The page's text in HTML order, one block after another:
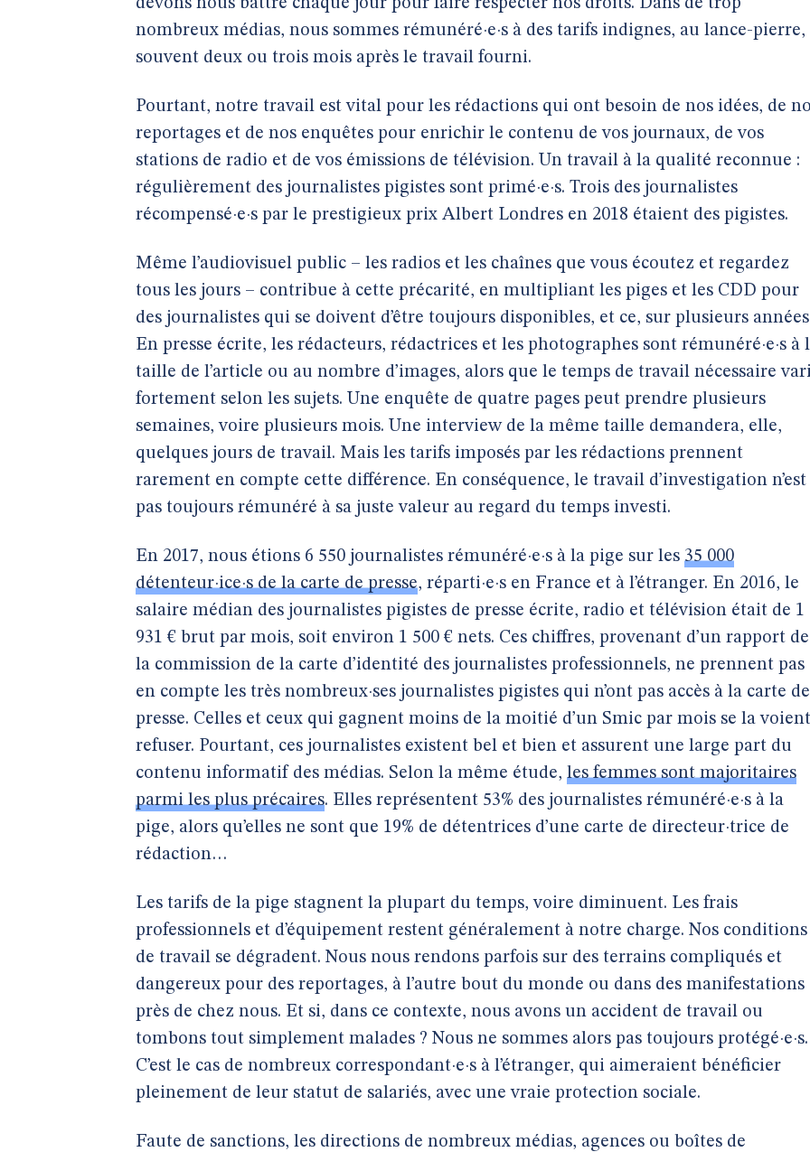
devons nous battre chaque jour pour faire respecter nos droits. Dans de trop
nombreux médias, nous sommes rémunéré·e·s à des tarifs indignes, au lance-pierre,
souvent deux ou trois mois après le travail fourni.
Pourtant, notre travail est vital pour les rédactions qui ont besoin de nos idées, de
reportages et de nos enquêtes pour enrichir le contenu de vos journaux, de vos
stations de radio et de vos émissions de télévision. Un travail à la qualité reconnue :
régulièrement des journalistes pigistes sont primé·e·s. Trois des journalistes
récompensé·e·s par le prestigieux prix Albert Londres en 2018 étaient des pigistes.
Même l’audiovisuel public – les radios et les chaînes que vous écoutez et regardez
tous les jours – contribue à cette précarité, en multipliant les piges et les CDD pour
des journalistes qui se doivent d’être toujours disponibles, et ce, sur plusieurs
En presse écrite, les rédacteurs, rédactrices et les photographes sont rémunéré·e·s à
taille de l’article ou au nombre d’images, alors que le temps de travail nécessaire
fortement selon les sujets. Une enquête de quatre pages peut prendre plusieurs
semaines, voire plusieurs mois. Une interview de la même taille demandera, elle,
quelques jours de travail. Mais les tarifs imposés par les rédactions prennent
rarement en compte cette différence. En conséquence, le travail d’investigation n’est
pas toujours rémunéré à sa juste valeur au regard du temps investi.
En 2017, nous étions 6 550 journalistes rémunéré·e·s à la pige sur les 35 000
détenteur·ice·s de la carte de presse, réparti·e·s en France et à l’étranger. En 2016, le
salaire médian des journalistes pigistes de presse écrite, radio et télévision était de 1
931 € brut par mois, soit environ 1 500 € nets. Ces chiffres, provenant d’un rapport de
la commission de la carte d’identité des journalistes professionnels, ne prennent pas
en compte les très nombreux·ses journalistes pigistes qui n’ont pas accès à la carte de
presse. Celles et ceux qui gagnent moins de la moitié d’un Smic par mois se la voient
refuser. Pourtant, ces journalistes existent bel et bien et assurent une large part du
contenu informatif des médias. Selon la même étude, les femmes sont majoritaires
parmi les plus précaires. Elles représentent 53% des journalistes rémunéré·e·s à la
pige, alors qu’elles ne sont que 19% de détentrices d’une carte de directeur·trice de
rédaction…
Les tarifs de la pige stagnent la plupart du temps, voire diminuent. Les frais
professionnels et d’équipement restent généralement à notre charge. Nos conditions
de travail se dégradent. Nous nous rendons parfois sur des terrains compliqués et
dangereux pour des reportages, à l’autre bout du monde ou dans des manifestations
près de chez nous. Et si, dans ce contexte, nous avons un accident de travail ou
tombons tout simplement malades ? Nous ne sommes alors pas toujours protégé·e·s.
C’est le cas de nombreux correspondant·e·s à l’étranger, qui aimeraient bénéficier
pleinement de leur statut de salariés, avec une vraie protection sociale.
Faute de sanctions, les directions de nombreux médias, agences ou boîtes de